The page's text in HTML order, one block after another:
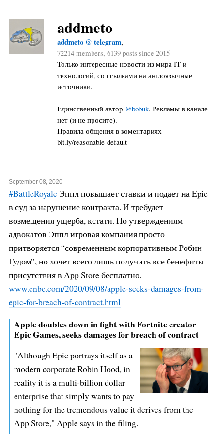
addmeto
addmeto @ telegram,
72214 members, 6139 posts since 2015
Только интересные новости из мира IT и
технологий, со ссылками на англоязычные
источники.
Единственный автор @bobuk. Рекламы в канале
нет (и не просите).
Правила общения в коментариях
bit.ly/reasonable-default
September 08, 2020
#BattleRoyaleЭппл повышает ставки и подает на Epic
в суд за нарушение контракта. И требудет
возмещения ущерба, кстати. По утверждениям
адвокатов Эппл игровая компания просто
притворяется “современным корпоративным Робин
Гудом”, но хочет всего лишь получить все бенефиты
присутствия в App Store бесплатно.
www.cnbc.com/2020/09/08/apple-seeks-damages-from-
epic-for-breach-of-contract.html
Apple doubles down in fight with Fortnite creator
Epic Games, seeks damages for breach of contract
"Although Epic portrays itself as a
modern corporate Robin Hood, in
reality it is a multi-billion dollar
enterprise that simply wants to pay
nothing for the tremendous value it derives from the
App Store," Apple says in the filing.